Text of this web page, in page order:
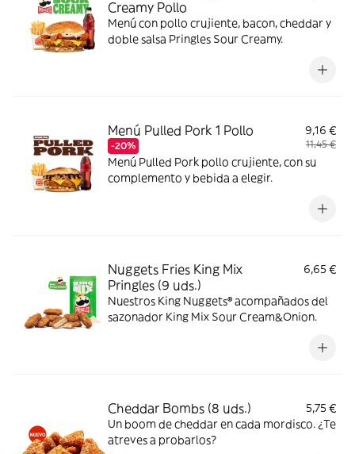
Creamy Pollo
Menú con pollo crujiente, bacon, cheddar y
doble salsa Pringles Sour Creamy.
Menú Pulled Pork 1 Pollo
-20%
9,16 €
11,45 €
Menú Pulled Pork pollo crujiente, con su
complemento y bebida a elegir.
Nuggets Fries King Mix
Pringles (9 uds.)
6,65 €
Nuestros King Nuggets® acompañados del
sazonador King Mix Sour Cream&Onion.
Cheddar Bombs (8 uds.)
5,75 €
Un boom de cheddar en cada mordisco. ¿Te
atreves a probarlos?